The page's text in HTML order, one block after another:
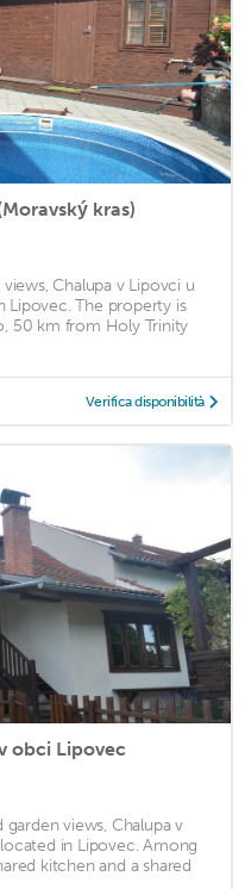
kras)
Chalupa v Lipovci u
Lipovec. The property is
50 km from Holy Trinity
Verifica disponibilità
obci Lipovec
views, Chalupa v
in Lipovec. Among
kitchen and a shared